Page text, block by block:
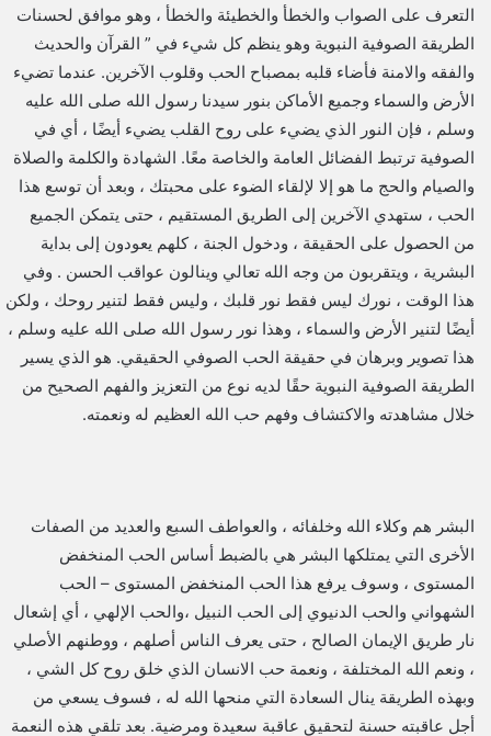
التعرف على الصواب والخطأ والخطيئة والخطأ ، وهو موافق لحسنات
الطريقة الصوفية النبوية وهو ينظم كل شيء في ” القرآن والحديث
والفقه والامنة فأضاء قلبه بمصباح الحب وقلوب الآخرين. عندما تضيء
الأرض والسماء وجميع الأماكن بنور سيدنا رسول الله صلى الله عليه
وسلم ، فإن النور الذي يضيء على روح القلب يضيء أيضًا ، أي في
الصوفية ترتبط الفضائل العامة والخاصة معًا. الشهادة والكلمة والصلاة
والصيام والحج ما هو إلا لإلقاء الضوء على محبتك ، وبعد أن توسع هذا
الحب ، ستهدي الآخرين إلى الطريق المستقيم ، حتى يتمكن الجميع
من الحصول على الحقيقة ، ودخول الجنة ، كلهم يعودون إلى بداية
البشرية ، ويتقربون من وجه الله تعالي وينالون عواقب الحسن . وفي
هذا الوقت ، نورك ليس فقط نور قلبك ، وليس فقط لتنير روحك ، ولكن
أيضًا لتنير الأرض والسماء ، وهذا نور رسول الله صلى الله عليه وسلم ،
هذا تصوير وبرهان في حقيقة الحب الصوفي الحقيقي. هو الذي يسير
الطريقة الصوفية النبوية حقًا لديه نوع من التعزيز والفهم الصحيح من
خلال مشاهدته والاكتشاف وفهم حب الله العظيم له ونعمته.
البشر هم وكلاء الله وخلفائه ، والعواطف السبع والعديد من الصفات
الأخرى التي يمتلكها البشر هي بالضبط أساس الحب المنخفض
المستوى ، وسوف يرفع هذا الحب المنخفض المستوى – الحب
الشهواني والحب الدنيوي إلى الحب النبيل ،والحب الإلهي ، أي إشعال
نار طريق الإيمان الصالح ، حتى يعرف الناس أصلهم ، ووطنهم الأصلي
، ونعم الله المختلفة ، ونعمة حب الانسان الذي خلق روح كل الشي ،
وبهذه الطريقة ينال السعادة التي منحها الله له ، فسوف يسعي من
أجل عاقبته حسنة لتحقيق عاقبة سعيدة ومرضية. بعد تلقي هذه النعمة